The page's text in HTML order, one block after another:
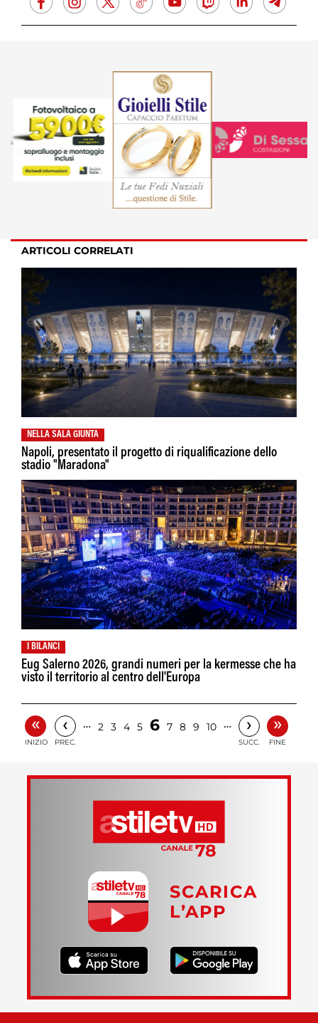
ARTICOLI CORRELATI
NELLA SALA GIUNTA
Napoli, presentato il progetto di riqualificazione dello
stadio "Maradona"
I BILANCI
Eug Salerno 2026, grandi numeri per la kermesse che ha
visto il territorio al centro dell'Europa
«
INIZIO
‹
PREC.
… 2 3 4 5 6 7 8 9 10 … ›
SUCC.
»
FINE
SCARICA
L’APP